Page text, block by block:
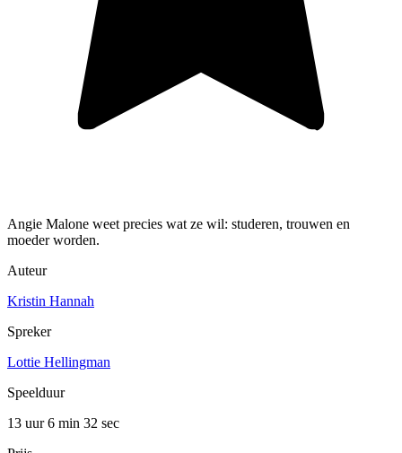
Angie Malone weet precies wat ze wil: studeren, trouwen en
moeder worden.
Auteur
Kristin Hannah
Spreker
Lottie Hellingman
Speelduur
13 uur 6 min 32 sec